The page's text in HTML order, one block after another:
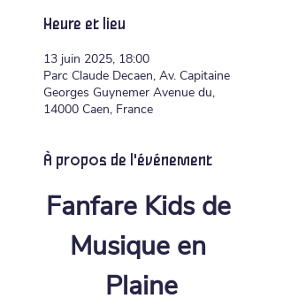
Heure et lieu
13 juin 2025, 18:00
Parc Claude Decaen, Av. Capitaine
Georges Guynemer Avenue du,
14000 Caen, France
À propos de l'événement
Fanfare Kids de
Musique en
Plaine